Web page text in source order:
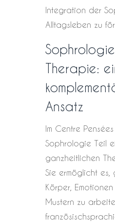
Integration der
Alltagsleben zu
Therapie:
Ansatz
Im Centre
Sophrologie Teil
ganzheitlichen
Sie ermöglicht
Körper,
Mustern zu